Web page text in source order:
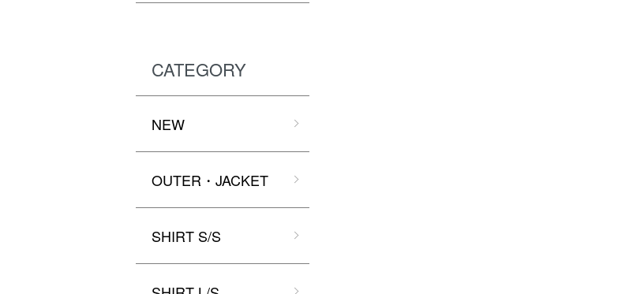
CATEGORY
NEW
OUTER・JACKET
SHIRT S/S